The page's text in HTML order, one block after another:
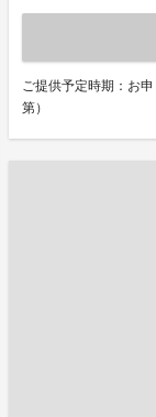
ご提供予定時期：お
第）